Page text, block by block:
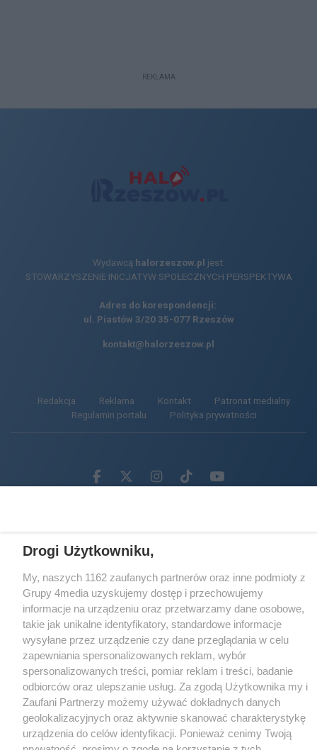
REKLAMA
Wydawcą halorzeszow.pl jest:
STOWARZYSZENIE INICJATYW SPOŁECZNYCH PERSPEKTYWA
Adres do korespondencji:
ul. Piastów 3/20 35-077 Rzeszów
kontakt@halorzeszow.pl
Redakcja Reklama Kontakt
Patronat medialny
Regulamin portalu
Polityka prywatności
Facebook.com
X.comInstagram.com
Tiktok.comYoutube.com
24.56%
Drogi Użytkowniku,
My, naszych 1162 zaufanych partnerów oraz inne podmioty z
Grupy 4media uzyskujemy dostęp i przechowujemy
informacje na urządzeniu oraz przetwarzamy dane osobowe,
takie jak unikalne identyfikatory, standardowe informacje
wysyłane przez urządzenie czy dane przeglądania w celu
zapewniania spersonalizowanych reklam, wybór
spersonalizowanych treści, pomiar reklam i treści, badanie
odbiorców oraz ulepszanie usług. Za zgodą Użytkownika my i
Zaufani Partnerzy możemy używać dokładnych danych
geolokalizacyjnych oraz aktywnie skanować charakterystykę
urządzenia do celów identyfikacji. Ponieważ cenimy Twoją